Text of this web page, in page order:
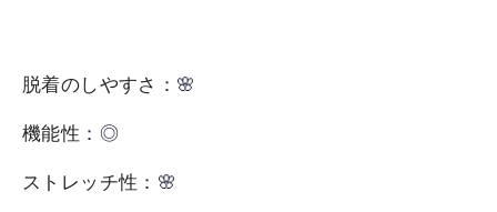
脱着のしやすさ ：🌸
機能性 ：◎
ストレッチ性 ：🌸